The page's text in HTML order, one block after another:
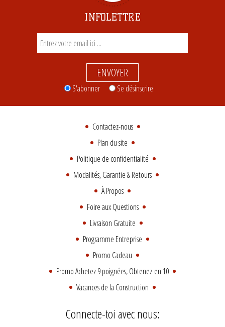
INFOLETTRE
ENVOYER
S'abonner Se désinscrire
Contactez-nous
Plan du site
Politique de confidentialité
Modalités, Garantie & Retours
À Propos
Foire aux Questions
Livraison Gratuite
Programme Entreprise
Promo Cadeau
Promo Achetez 9 poignées, Obtenez-en 10
Vacances de la Construction
Connecte-toi avec nous: